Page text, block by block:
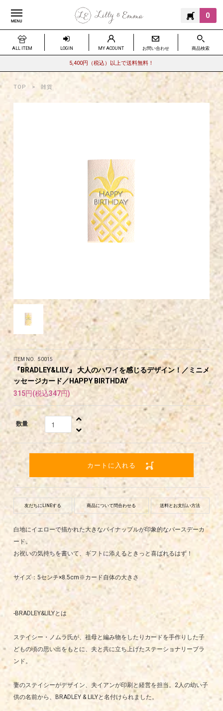
0
ALL ITEM LOGIN MY ACOUNT お問い合わせ 商品検索
5,400円（税込）以上で送料無料！
TOP 雑貨
ITEM NO. 50015
『BRADLEY&LILY』 大人のハワイを感じるデザイン！／ミニメ
ッセージカード／HAPPY BIRTHDAY
315円(税込347円)
数量
カートに入れる
友だちにLINEする 商品について問合わせる 送料とお支払い方法
白地にイエローで描かれた大きなパイナップルが印象的なバースデーカ
ード。
お祝いの気持ちを書いて、ギフトに添えるときっと喜ばれるはず！
サイズ：5センチ×8.5cm※カード自体の大きさ
-BRADLEY&LILYとは
ステイシー・ノムラ氏が、祖母と編み物をしたりカードを手作りした子
どもの頃の思い出をもとに、夫と共に立ち上げたステーショナリーブラ
ンド。
妻のステイシーがデザイン、夫イアンが印刷と経営を担当。2人の幼い子
供の名前から、BRADLEY & LILYと名付けられました。